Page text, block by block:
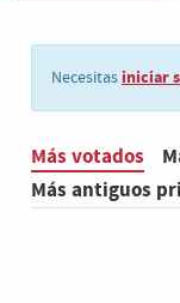
Necesitas iniciar
Más votados
Más antiguos